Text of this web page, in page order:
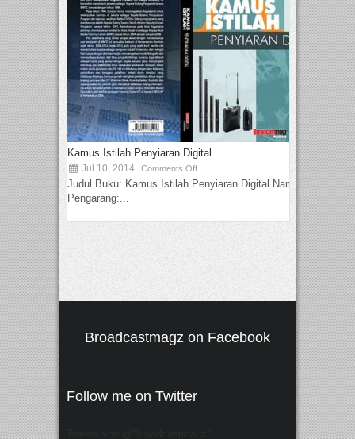
Kamus Istilah Penyiaran Digital
Jul 10, 2014 Comments Off
Judul Buku: Kamus Istilah Penyiaran Digital Nama
Pengarang:...
Broadcastmagz on Facebook
Follow me on Twitter